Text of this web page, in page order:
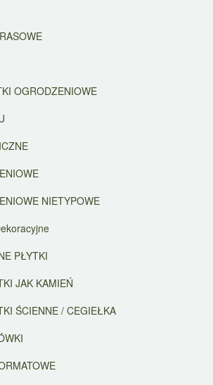
OGRODZENIOWE
NIETYPOWE
PŁYTKI
JAK KAMIEŃ
ŚCIENNE / CEGIEŁKA